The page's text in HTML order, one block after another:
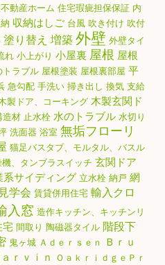
動産ホーム 住宅瑕疵担保保証 内
収納はしご 台風 吹き付け 吹付
塗り替え 増築外壁 外壁タイ
れ 小上がり 小屋裏 屋根 屋根
トラブル 屋根塗装 屋根裏部屋 平
急勾配 手洗い 掃き出し 換気 支給
製ドア、コーキング 木製玄関ド
造材 止水栓 水のトラブル 水切り
洗面器 浴室 無垢フローリ
猫足バスタブ、モルタル、バスル
、タンブラスイッチ 玄関ドア
系サイディング 立水栓 納戸 網
見学会 賃貸併用住宅 輸入クロ
入窓 造作キッチン、キッチンリ
宅 間取り 陶磁器タイル 階段下
鬼ヶ城 Ａｄｅｒｓｅｎ Ｂｒｕ
ｒｖｉｎ ＯａｋｒｉｄｇｅＰｒ